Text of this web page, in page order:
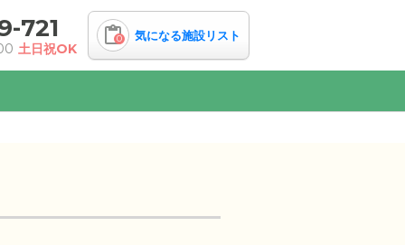
721
土日祝OK
0 気になる施設リスト